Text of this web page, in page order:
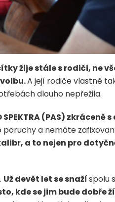
žije stále s rodiči, ne
A její rodiče vlastně
dlouho nepřežila.
(PAS) zkráceně
a nemáte
a to nejen pro
Už devět let se snažíspolu
kde se jim bude dobře